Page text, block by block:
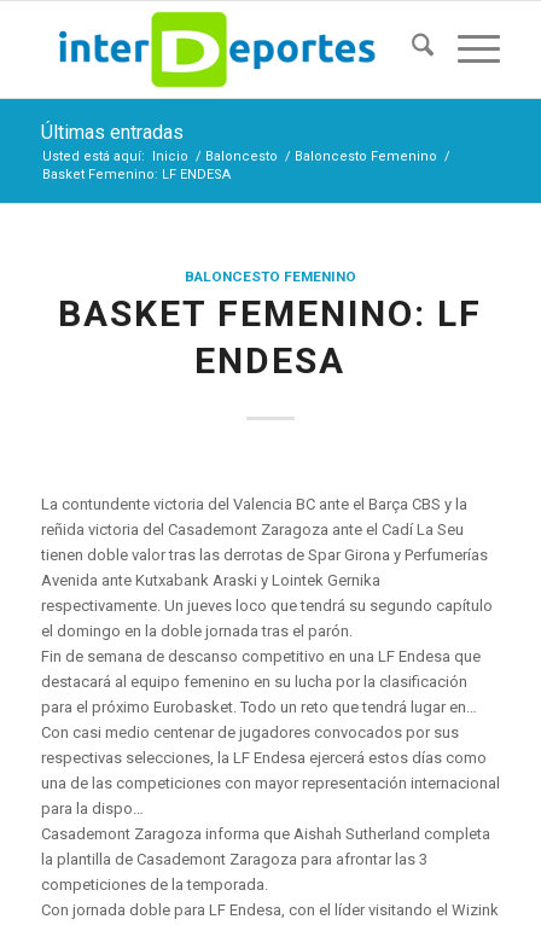
Últimas entradas
Usted está aquí: Inicio / Baloncesto / Baloncesto Femenino /
Basket Femenino: LF ENDESA
BALONCESTO FEMENINO
BASKET FEMENINO: LF
ENDESA
La contundente victoria del Valencia BC ante el Barça CBS y la
reñida victoria del Casademont Zaragoza ante el Cadí La Seu
tienen doble valor tras las derrotas de Spar Girona y Perfumerías
Avenida ante Kutxabank Araski y Lointek Gernika
respectivamente. Un jueves loco que tendrá su segundo capítulo
el domingo en la doble jornada tras el parón.
Fin de semana de descanso competitivo en una LF Endesa que
destacará al equipo femenino en su lucha por la clasificación
para el próximo Eurobasket. Todo un reto que tendrá lugar en…
Con casi medio centenar de jugadores convocados por sus
respectivas selecciones, la LF Endesa ejercerá estos días como
una de las competiciones con mayor representación internacional
para la dispo…
Casademont Zaragoza informa que Aishah Sutherland completa
la plantilla de Casademont Zaragoza para afrontar las 3
competiciones de la temporada.
Con jornada doble para LF Endesa, con el líder visitando el Wizink